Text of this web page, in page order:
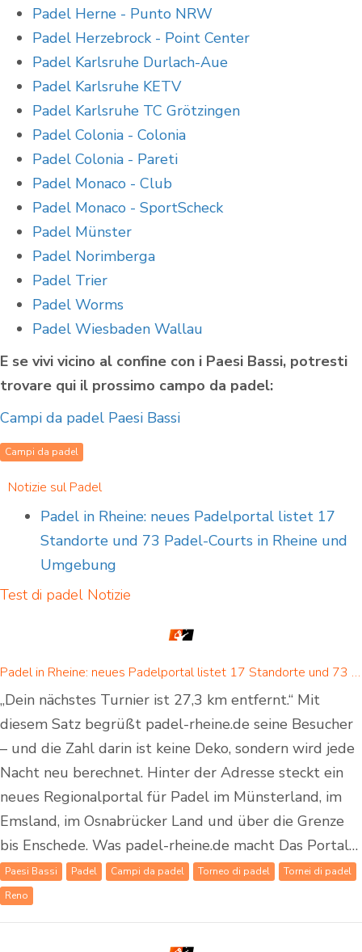
Padel Herne - Punto NRW
Padel Herzebrock - Point Center
Padel Karlsruhe Durlach-Aue
Padel Karlsruhe KETV
Padel Karlsruhe TC Grötzingen
Padel Colonia - Colonia
Padel Colonia - Pareti
Padel Monaco - Club
Padel Monaco - SportScheck
Padel Münster
Padel Norimberga
Padel Trier
Padel Worms
Padel Wiesbaden Wallau
E se vivi vicino al confine con i Paesi Bassi, potresti
trovare qui il prossimo campo da padel:
Campi da padel Paesi Bassi
Campi da padel
Notizie sul Padel
Padel in Rheine: neues Padelportal listet 17
Standorte und 73 Padel-Courts in Rheine und
Umgebung
Test di padel Notizie
Padel in Rheine: neues Padelportal listet 17 Standorte und 73 Padel-Courts in Rheine und Umgebung
„Dein nächstes Turnier ist 27,3 km entfernt.“ Mit
diesem Satz begrüßt padel-rheine.de seine Besucher
– und die Zahl darin ist keine Deko, sondern wird jede
Nacht neu berechnet. Hinter der Adresse steckt ein
neues Regionalportal für Padel im Münsterland, im
Emsland, im Osnabrücker Land und über die Grenze
bis Enschede. Was padel-rheine.de macht Das Portal…
Paesi Bassi Padel Campi da padel Torneo di padel
Tornei di padel
Reno